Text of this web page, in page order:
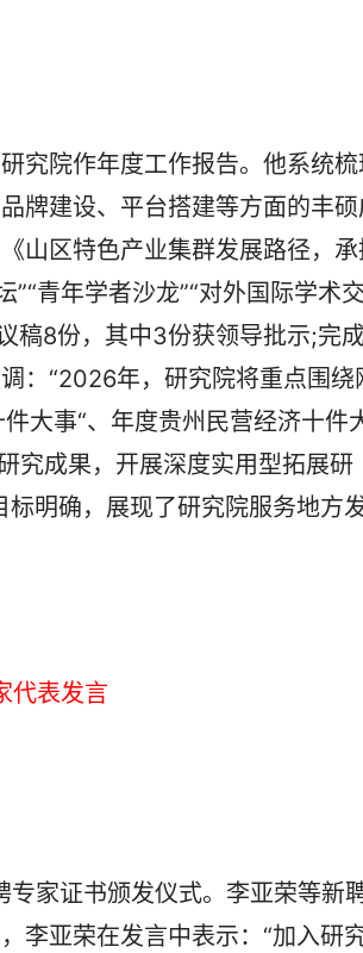
院作年度工作报告。他系统梳
牌建设、平台搭建等方面的丰硕
山区特色产业集群发展路径，
青年学者沙龙”“对外国际学术交
稿8份，其中3份获领导批示;完成
：“2026年，研究院将重点围绕
大事“、年度贵州民营经济十件
究成果，开展深度实用型拓展研
明确，展现了研究院服务地方
代表发言
家证书颁发仪式。李亚荣等新
李亚荣在发言中表示：“加入研